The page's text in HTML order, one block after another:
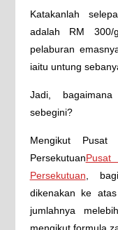
Katakanlah
adalah RM
pelaburan
iaitu untung
Jadi,
sebegini?
Mengikut Pusat
Persekutuan
Persekutuan ,
dikenakan ke
jumlahnya